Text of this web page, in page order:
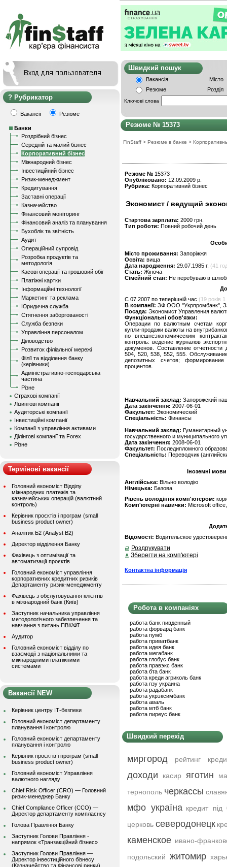
Рубрикатор
Вакансії Резюме
Банки
Роздрібний бізнес
Середній та малий бізнес
Корпоративний бізнес
Міжнародний бізнес
Інвестиційний бізнес
Ризик-менеджмент
Кредитування
Заставні операції
Казначейство
Фінансовий моніторинг
Фінансовий аналіз та планування
Бухоблік та звітність
Аудит
Операційний супровід
Розробка продуктів та
методологія
Касові операції та грошовий обіг
Платіжні картки
Інформаційні технології
Маркетинг та реклама
Юридична служба
Стягнення заборгованості
Служба безпеки
Управління персоналом
Діловодство
Розвиток філіальної мережі
Філії та відділення банку
(керівники)
Адміністративно-господарська
частина
Різне
Страхові компанії
Лізингові компанії
Аудиторські компанії
Інвестиційні компанії
Компанії з управління активами
Ділінгові компанії та Forex
Різне
Термінові вакансії
Головний економіст Відділу
міжнародних платежів та
казначейських операцій (валютний
контроль)
Керівник проєктів і програм (small
business product owner)
Аналітик Б2 (Analyst B2)
Директор відділення Банку
Фахівець з оптимізації та
автоматизації проєктів
Головний економіст управління
корпоративних кредитних ризиків
Департаменту ризик-менеджменту
Фахівець з обслуговування клієнтів
в міжнародний банк (Київ)
Заступник начальника управління
методологічного забезпечення та
навчання з питань ПВК/ФТ
Аудитор
Головний економіст відділу по
взаємодії з національними та
міжнародними платіжними
системами
Вакансії NEW
Керівник центру ІТ-безпеки
Головний економіст департаменту
планування і контролю
Головний економіст департаменту
планування і контролю
Керівник проєктів і програм (small
business product owner)
Головний економіст Управління
валютного нагляду
Chief Risk Officer (CRO) — Головний
ризик-менеджер Банку
Chief Compliance Officer (CCO) —
Директор департаменту комплаєнсу
Голова Правління Банку
Заступник Голови Правління -
напрямок «Транзакційний бізнес»
Заступник Голови Правління —
Директор інвестиційного бізнесу
(Казначейство та Фінансові ринки)
Швидкий
Вакансія
Місто
Резюме
Розділ
Ключові слова
Резюме № 15373
FinStaff > Резюме в банке >
Резюме № 15373
Опубліковано: 12.09.2009 р.
Рубрика: Корпоративний бізнес
Экономист / ведущий
Стартова зарплата: 2000 грн.
Тип роботи: Повний робочий день
Місто проживання: Запоріжжя
Освіта: вища
Дата народження: 29.07.1985 г. (41
Стать: Жіноча
Сімейний стан: Не перебуваю в
C 07.2007 по теперішній час (19 років 1
В компанії: ЗФ ООО "Укрпромбанк",
Посада: Экономист Управления
Функціональні обов'язки:
Операции по валютным счетам
купли-продажи валюты на
по внешнеэкономическим
контроль: ведение журналов
докуменов. Составление
504, 520, 538, 552, 555.
депозитных счетов;
процентов.
Навчальний заклад: Запорожский
Дата закінчення: 2007-06-01
Факультет: Экономический
Спеціальність: Финансы
Навчальний заклад: Гуманитарный
государственного и муниципального
Дата закінчення: 2008-06-01
Факультет: Последипломного
Спеціальність: Переводчик
Іноземні
Англійська: Вільно володію
Німецька: Базова
Рівень володіння комп'ютером:
Комп'ютерні навички: Microsoft
Відомості: Водительское
Роздрукувати
Зберегти на комп'ютері
Контактна інформація
Робота в компаніях
работа банк пивденный
работа форвард банк
работа пумб
работа приватбанк
работа идея банк
работа мегабанк
работа глобус банк
работа правэкс банк
работа бта банк
работа креди агриколь банк
работа пзу украина
работа радабанк
работа укрэксимбанк
работа аваль
работа мтб банк
работа пиреус банк
Швидкий перехід
миргород рейтинг
доходи касир яготин
тернополь черкассы
мфо україна кредит під
церковь северодонецк
каменское ивано-
подольский житомир